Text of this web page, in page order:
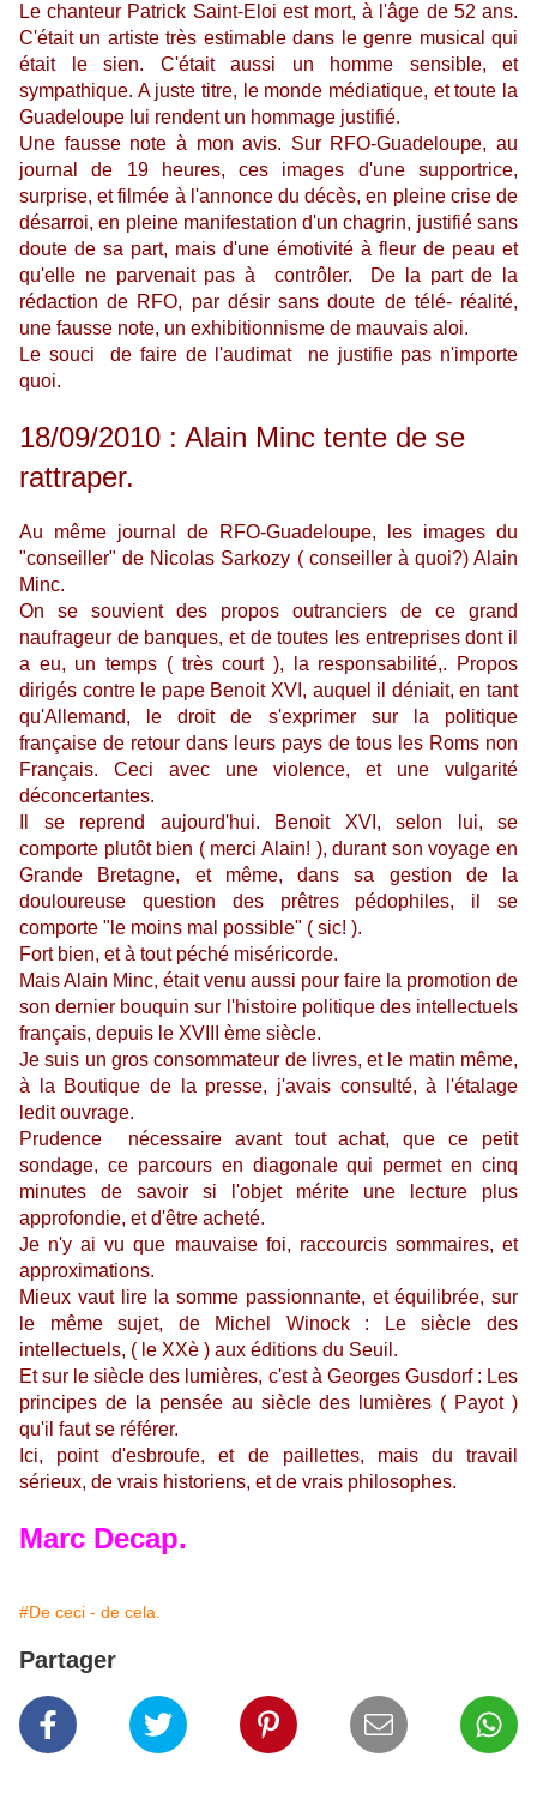
Le chanteur Patrick Saint-Eloi est mort, à l'âge de 52 ans.
C'était un artiste très estimable dans le genre musical qui
était le sien. C'était aussi un homme sensible, et
sympathique. A juste titre, le monde médiatique, et toute la
Guadeloupe lui rendent un hommage justifié.
Une fausse note à mon avis. Sur RFO-Guadeloupe, au
journal de 19 heures, ces images d'une supportrice,
surprise, et filmée à l'annonce du décès, en pleine crise de
désarroi, en pleine manifestation d'un chagrin, justifié sans
doute de sa part, mais d'une émotivité à fleur de peau et
qu'elle ne parvenait pas à contrôler. De la part de la
rédaction de RFO, par désir sans doute de télé- réalité,
une fausse note, un exhibitionnisme de mauvais aloi.
Le souci de faire de l'audimat ne justifie pas n'importe
quoi.
18/09/2010 : Alain Minc tente de se
rattraper.
Au même journal de RFO-Guadeloupe, les images du
"conseiller" de Nicolas Sarkozy ( conseiller à quoi?) Alain
Minc.
On se souvient des propos outranciers de ce grand
naufrageur de banques, et de toutes les entreprises dont il
a eu, un temps ( très court ), la responsabilité,. Propos
dirigés contre le pape Benoit XVI, auquel il déniait, en tant
qu'Allemand, le droit de s'exprimer sur la politique
française de retour dans leurs pays de tous les Roms non
Français. Ceci avec une violence, et une vulgarité
déconcertantes.
Il se reprend aujourd'hui. Benoit XVI, selon lui, se
comporte plutôt bien ( merci Alain! ), durant son voyage en
Grande Bretagne, et même, dans sa gestion de la
douloureuse question des prêtres pédophiles, il se
comporte "le moins mal possible" ( sic! ).
Fort bien, et à tout péché miséricorde.
Mais Alain Minc, était venu aussi pour faire la promotion de
son dernier bouquin sur l'histoire politique des intellectuels
français, depuis le XVIII ème siècle.
Je suis un gros consommateur de livres, et le matin même,
à la Boutique de la presse, j'avais consulté, à l'étalage
ledit ouvrage.
Prudence nécessaire avant tout achat, que ce petit
sondage, ce parcours en diagonale qui permet en cinq
minutes de savoir si l'objet mérite une lecture plus
approfondie, et d'être acheté.
Je n'y ai vu que mauvaise foi, raccourcis sommaires, et
approximations.
Mieux vaut lire la somme passionnante, et équilibrée, sur
le même sujet, de Michel Winock : Le siècle des
intellectuels, ( le XXè ) aux éditions du Seuil.
Et sur le siècle des lumières, c'est à Georges Gusdorf : Les
principes de la pensée au siècle des lumières ( Payot )
qu'il faut se référer.
Ici, point d'esbroufe, et de paillettes, mais du travail
sérieux, de vrais historiens, et de vrais philosophes.
Marc Decap.
#De ceci - de cela.
Partager